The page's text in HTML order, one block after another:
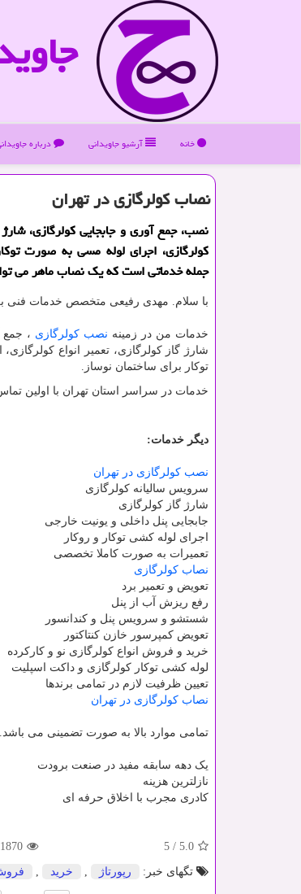
خانه آرشیو جاویدانی درباره
نصاب كولرگازی در تهران
نصب، جمع آوری و جابجایی كولرگازی، شارژ
كولرگازی، اجرای لوله مسی به صورت
جمله خدماتی است كه یك نصاب ماهر می
با سلام. مهدی رفیعی متخصص خدمات فنی
خدمات من در زمینه نصب کولرگازی ، جمع
شارژ گاز کولرگازی، تعمیر انواع
توکار برای ساختمان نوساز.
خدمات در سراسر استان تهران با اولین
دیگر خدمات:
نصب کولرگازی در تهران
سرویس سالیانه کولرگازی
شارژ گاز کولرگازی
جابجایی پنل داخلی و یونیت خارجی
اجرای لوله کشی توکار و روکار
تعمیرات به صورت کاملا تخصصی
نصاب کولرگازی
تعویض و تعمیر برد
رفع ریزش آب از پنل
شستشو و سرویس پنل و کندانسور
تعویض کمپرسور خازن کنتاکتور
خرید و فروش انواع کولرگازی نو و کارکرده
لوله کشی توکار کولرگازی و داکت اسپلیت
تعیین ظرفیت لازم در تمامی برندها
نصاب کولرگازی در تهران
تمامی موارد بالا به صورت تضمینی می باشد.
یک دهه سابقه مفید در صنعت برودت
نازلترین هزینه
کادری مجرب با اخلاق حرفه ای
5.0
/
5
1870
تگهای خبر:
رپورتاژ خرید